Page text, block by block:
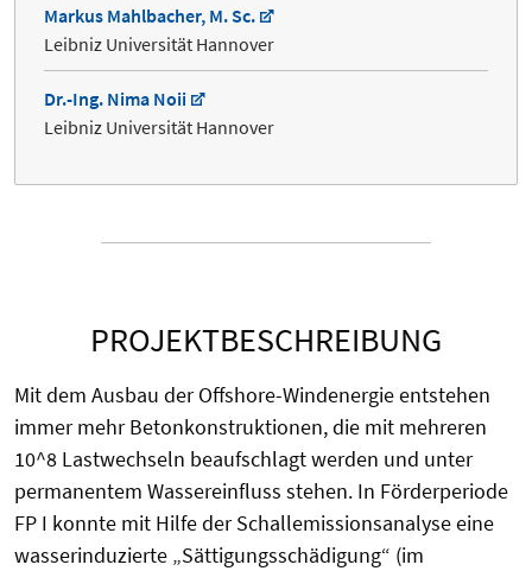
Markus Mahlbacher, M. Sc.
Leibniz Universität Hannover
Dr.-Ing. Nima Noii
Leibniz Universität Hannover
PROJEKTBESCHREIBUNG
Mit dem Ausbau der Offshore-Windenergie entstehen
immer mehr Betonkonstruktionen, die mit mehreren
10^8 Lastwechseln beaufschlagt werden und unter
permanentem Wassereinfluss stehen. In Förderperiode
FP I konnte mit Hilfe der Schallemissionsanalyse eine
wasserinduzierte „Sättigungsschädigung“ (im